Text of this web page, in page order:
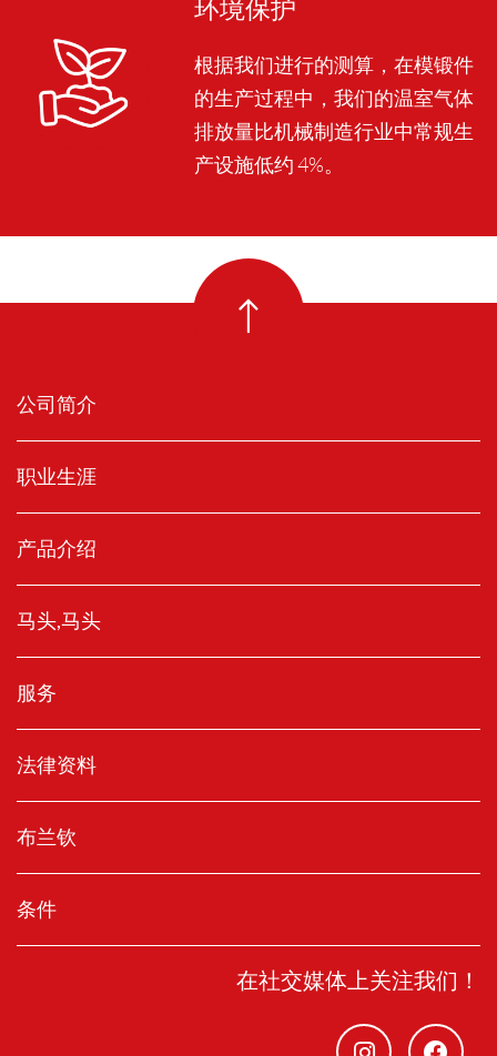
环境保护
根据我们进行的测算，在模锻件
的生产过程中，我们的温室气体
排放量比机械制造行业中常规生
产设施低约 4%。
公司简介
职业生涯
产品介绍
马头,马头
服务
法律资料
布兰钦
条件
在社交媒体上关注我们！